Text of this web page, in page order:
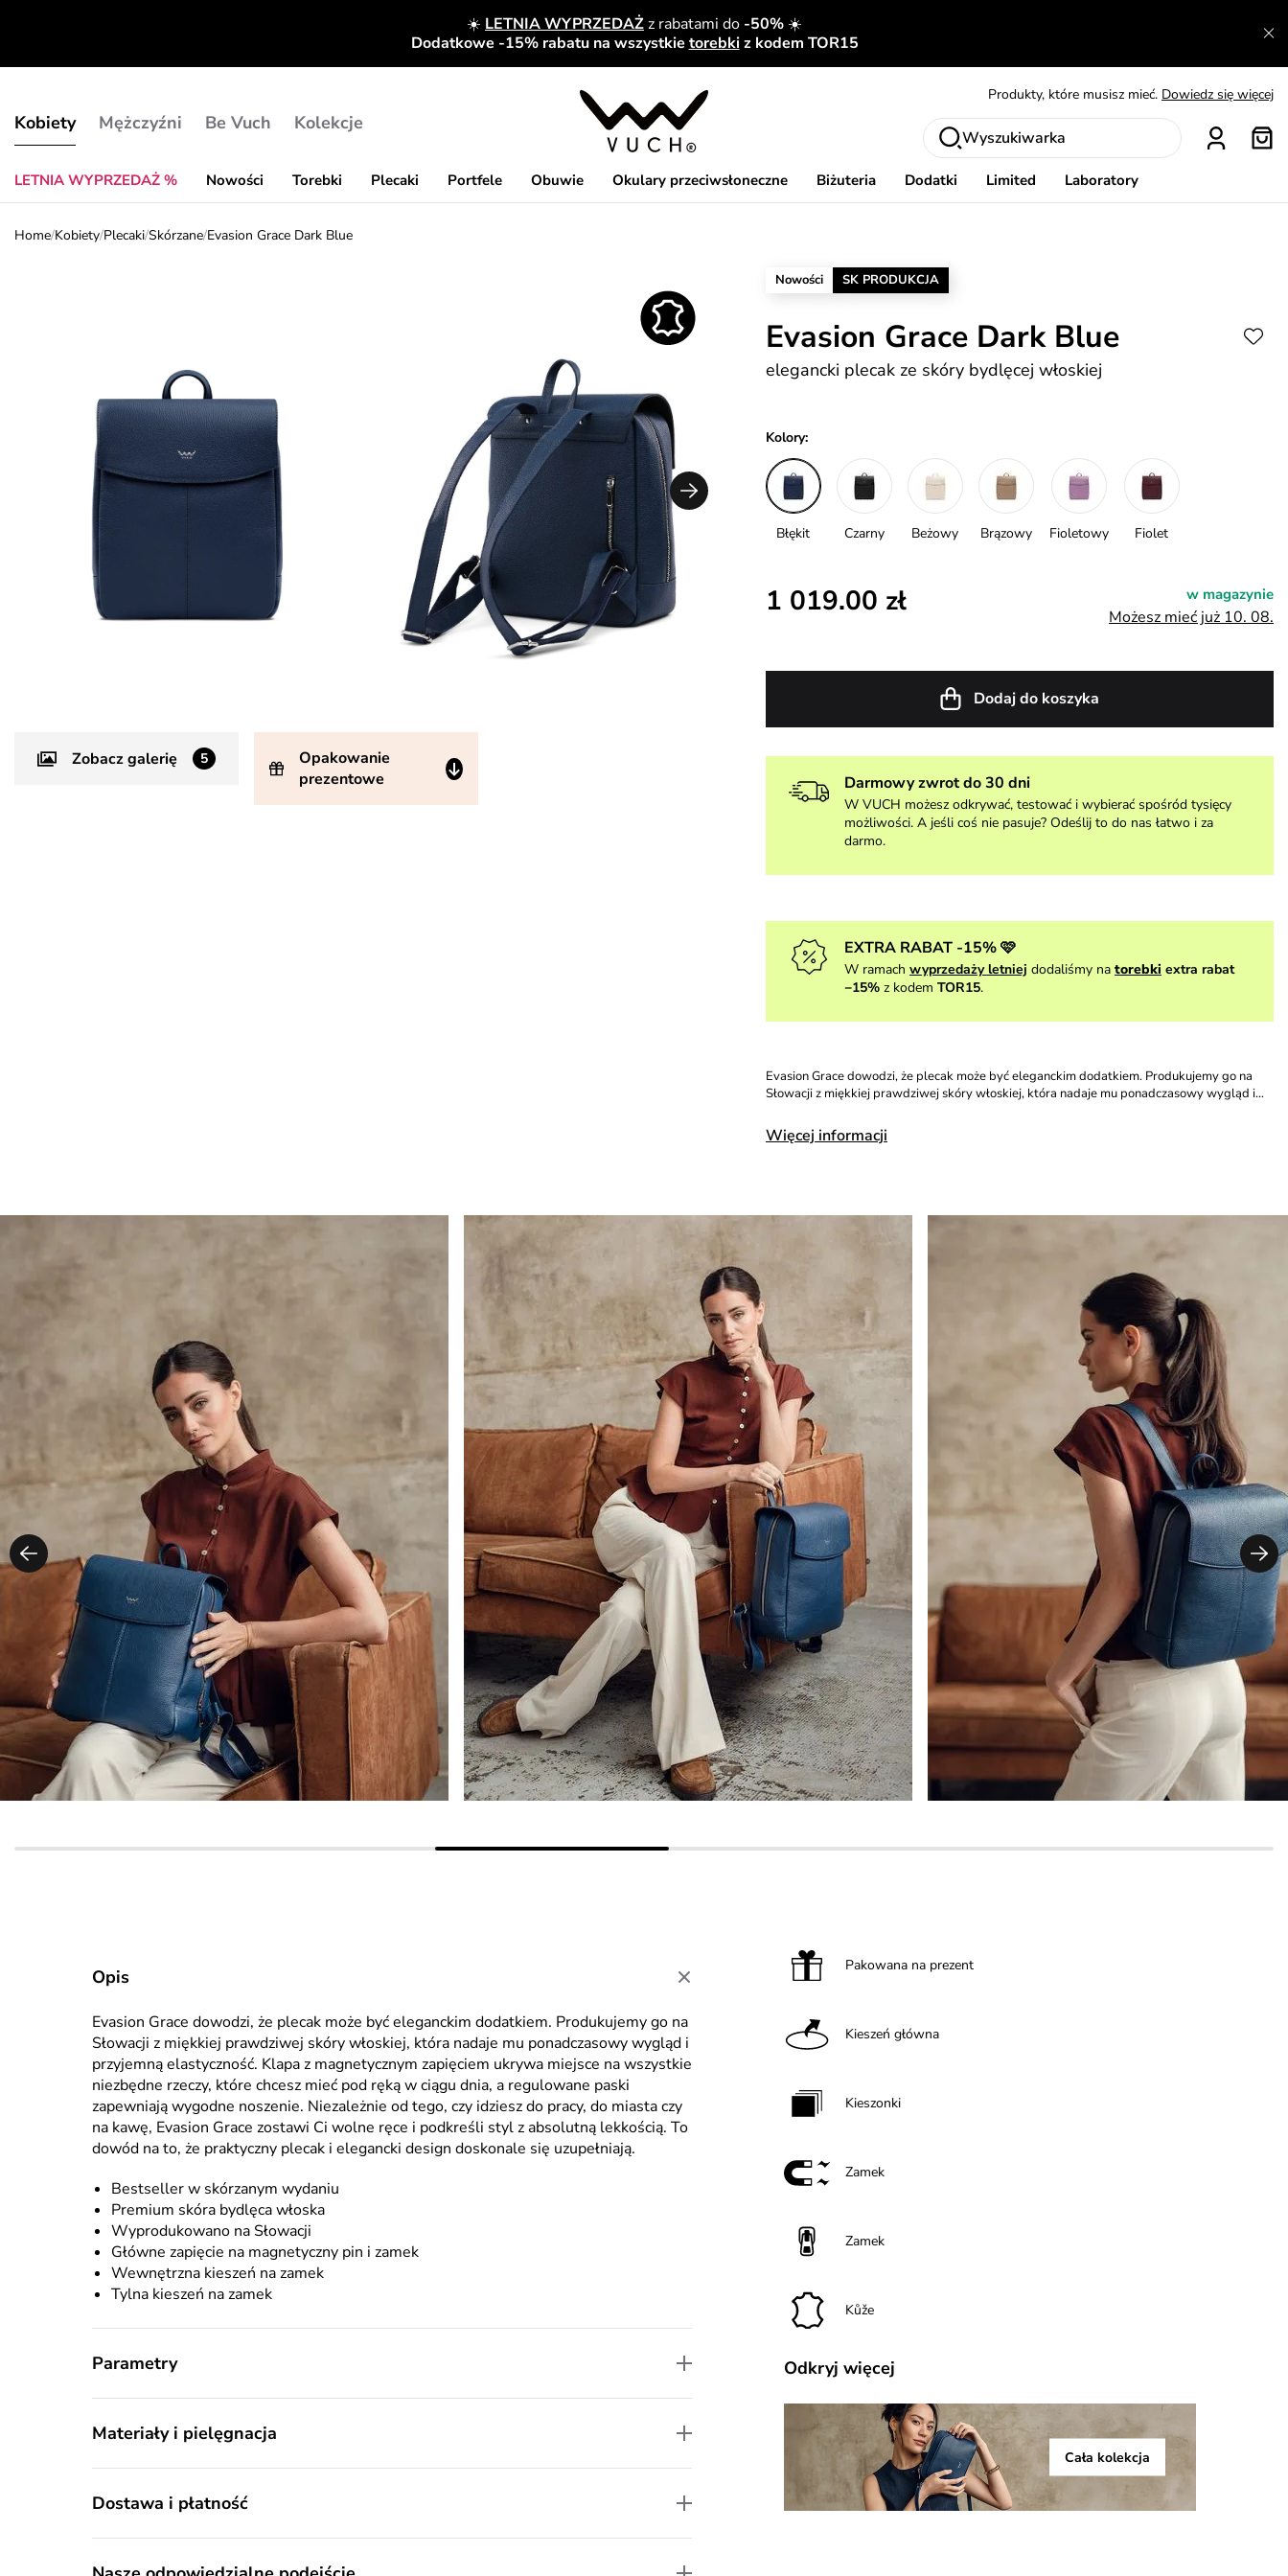
☀️ LETNIA WYPRZEDAŻz rabatami do -50% ☀️
Dodatkowe -15% rabatu na wszystkie torebkiz kodem TOR15
Kobiety
LETNIA WYPRZEDAŻ % Nowości Torebki Plecaki Portfele Obuwie Okulary przeciwsłoneczne Biżuteria Dodatki Limited Laboratory
Mężczyźni Be Vuch Kolekcje
Produkty, które musisz mieć. Dowiedz się więcej
Wymiana i zwrot za darmo Patrz
Wyszukiwarka
Home/Kobiety/Plecaki/Skórzane/Evasion Grace Dark Blue
Zobacz galerię 5
Opakowanie
prezentowe
Nowości SK PRODUKCJA
Evasion Grace Dark Blue
elegancki plecak ze skóry bydlęcej włoskiej
Kolory:
Błękit Czarny Beżowy Brązowy Fioletowy Fiolet
1 019.00 zł w magazynie
Możesz mieć już 10. 08.
Dodaj do koszyka
Darmowy zwrot do 30 dni
W VUCH możesz odkrywać, testować i wybierać spośród tysięcy
możliwości. A jeśli coś nie pasuje? Odeślij to do nas łatwo i za
darmo.
EXTRA RABAT -15% 🩷
W ramach wyprzedaży letniej dodaliśmy na torebki extra rabat
−15%z kodem TOR15.
Evasion Grace dowodzi, że plecak może być eleganckim dodatkiem. Produkujemy go na
Słowacji z miękkiej prawdziwej skóry włoskiej, która nadaje mu ponadczasowy wygląd i…
Więcej informacji
Opis
Evasion Grace dowodzi, że plecak może być eleganckim dodatkiem. Produkujemy go na
Słowacji z miękkiej prawdziwej skóry włoskiej, która nadaje mu ponadczasowy wygląd i
przyjemną elastyczność. Klapa z magnetycznym zapięciem ukrywa miejsce na wszystkie
niezbędne rzeczy, które chcesz mieć pod ręką w ciągu dnia, a regulowane paski
zapewniają wygodne noszenie. Niezależnie od tego, czy idziesz do pracy, do miasta czy
na kawę, Evasion Grace zostawi Ci wolne ręce i podkreśli styl z absolutną lekkością. To
dowód na to, że praktyczny plecak i elegancki design doskonale się uzupełniają.
Bestseller w skórzanym wydaniu
Premium skóra bydlęca włoska
Wyprodukowano na Słowacji
Główne zapięcie na magnetyczny pin i zamek
Wewnętrzna kieszeń na zamek
Tylna kieszeń na zamek
Parametry
Materiały i pielęgnacja
Dostawa i płatność
Pakowana na prezent
Kieszeń główna
Kieszonki
Zamek
Zamek
Kůže
Odkryj więcej
Cała kolekcja